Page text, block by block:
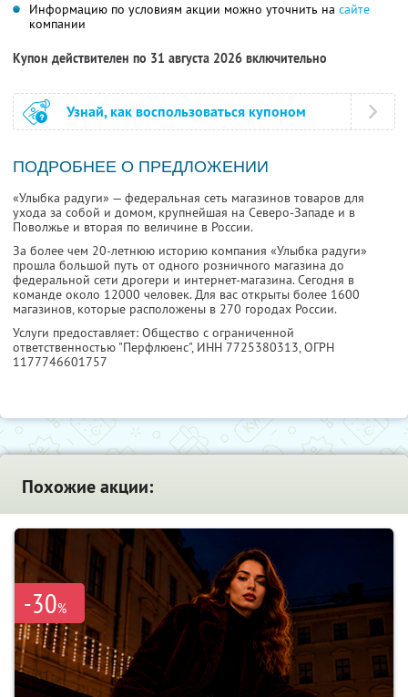
Информацию по условиям акции можно уточнить на сайте
компании
Купон действителен по 31 августа 2026 включительно
Узнай, как воспользоваться купоном
ПОДРОБНЕЕ О ПРЕДЛОЖЕНИИ
«Улыбка радуги» — федеральная сеть магазинов товаров для
ухода за собой и домом, крупнейшая на Северо-Западе и в
Поволжье и вторая по величине в России.
За более чем 20-летнюю историю компания «Улыбка радуги»
прошла большой путь от одного розничного магазина до
федеральной сети дрогери и интернет-магазина. Сегодня в
команде около 12000 человек. Для вас открыты более 1600
магазинов, которые расположены в 270 городах России.
Услуги предоставляет: Общество с ограниченной
ответственностью "Перфлюенс", ИНН 7725380313, ОГРН
1177746601757
Похожие акции:
-30%